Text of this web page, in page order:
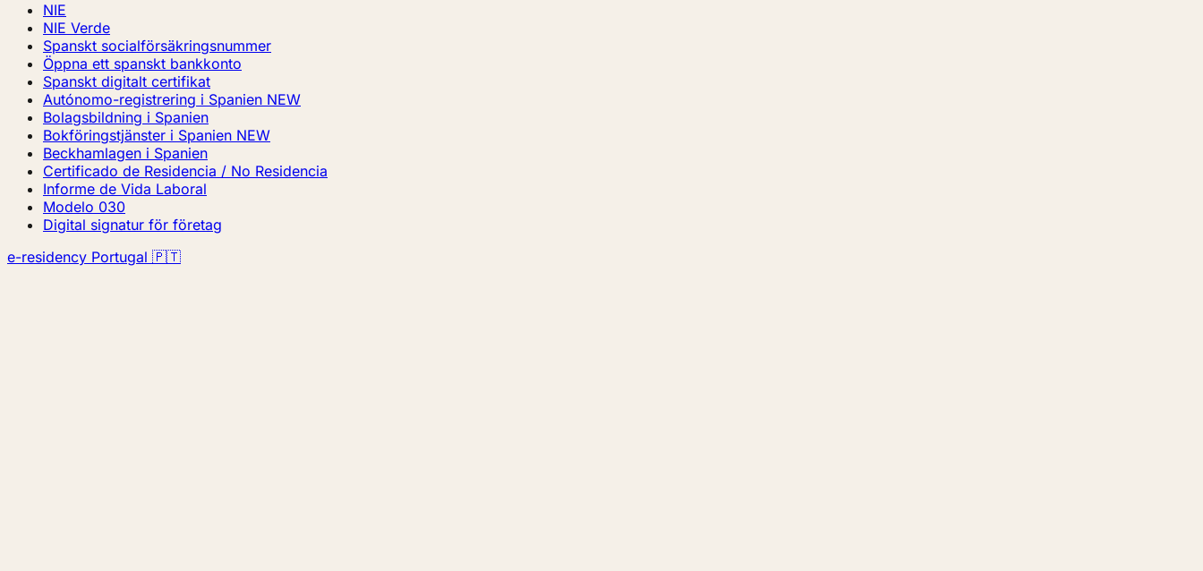
NIE
NIE Verde
Spanskt socialförsäkringsnummer
Öppna ett spanskt bankkonto
Spanskt digitalt certifikat
Autónomo-registrering i Spanien NEW
Bolagsbildning i Spanien
Bokföringstjänster i Spanien NEW
Beckhamlagen i Spanien
Certificado de Residencia / No Residencia
Informe de Vida Laboral
Modelo 030
Digital signatur för företag
e-residency Portugal 🇵🇹